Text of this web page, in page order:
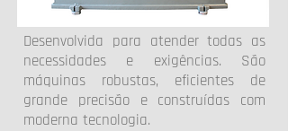
Desenvolvida para atender todas as
necessidades e exigências. São
máquinas robustas, eficientes de
grande precisão e construídas com
moderna tecnologia.